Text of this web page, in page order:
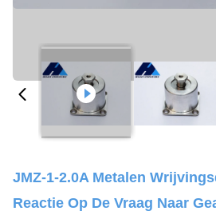
JMZ-1-2.0A Metalen
Reactie Op De Vraag Naar